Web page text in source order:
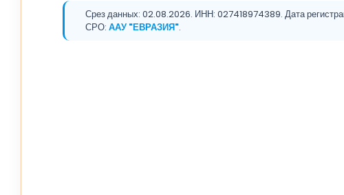
Срез данных: 02.08.2026. ИНН: 027418974389. Дата
СРО: ААУ "ЕВРАЗИЯ".